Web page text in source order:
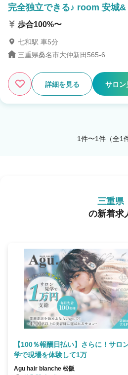
完全独立できる♪ room 安城
歩合100%〜
七和駅 車5分
三重県桑名市大仲新田565-6
詳細を見る サロン
1件〜1件（全1
三重県
の新着求
【100％報酬日払い】さらに！サロ
学で現場を体験して1万
Agu hair blanche 松阪